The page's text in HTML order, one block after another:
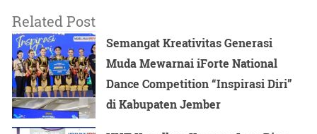
Related Post
Semangat Kreativitas Generasi
Muda Mewarnai iForte National
Dance Competition “Inspirasi Diri”
di Kabupaten Jember